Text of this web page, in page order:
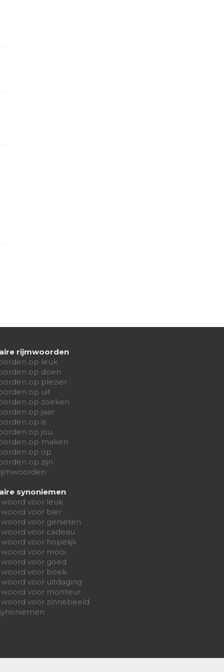
rijmwoorden
op leuk
op doen
op plezier
op uit
op zoeken
op jaar
op is
op jou
op maken
op op
op zijn
synoniemen
voor leuk
voor bier
voor genieten
voor cadeau
voor hopelijk
voor mooi
voor goed
voor boek
voor uitdaging
voor monteur
voor zinnebeeld